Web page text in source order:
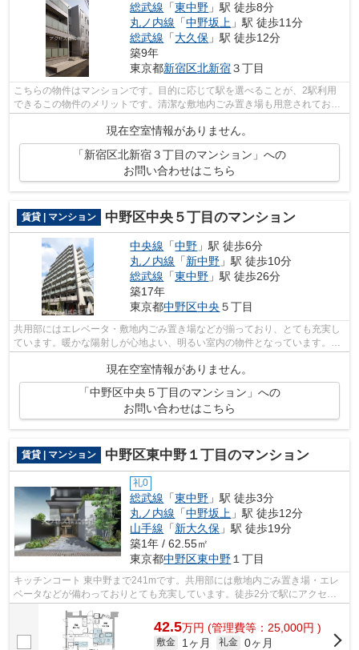
総武線 「東中野 」駅 徒歩8分
丸ノ内線 「中野坂上 」駅 徒歩11分
総武線 「大久保 」駅 徒歩12分
築9年
東京都新宿区北新宿３丁目
こちらの物件はマンションです。目的に応じて駅を選べることが、2駅利用
できるこの物件のメリットです。清潔な敷地内ごみ置き場も用意されており
ます。常に新鮮な空気を取り入れられる...
現在空室情報がありません。
「新宿区北新宿３丁目のマンション」への
お問い合わせはこちら
賃貸 | マンション 中野区中央５丁目のマンション
中央線 「中野 」駅 徒歩6分
丸ノ内線 「新中野 」駅 徒歩10分
総武線 「東中野 」駅 徒歩26分
築17年
東京都中野区中央 ５丁目
共用部にはエレベータ・敷地内ごみ置き場などが揃っており、とても充実し
ています。暖かな陽射しが心地よい、明るい室内の物件となっています。こ
ちらはマンションタイプになります。...
現在空室情報がありません。
「中野区中央５丁目のマンション」への
お問い合わせはこちら
賃貸 | マンション 中野区東中野１丁目のマンション
礼0
総武線 「東中野 」駅 徒歩3分
丸ノ内線 「中野坂上 」駅 徒歩12分
山手線 「新大久保 」駅 徒歩19分
築1年 / 62.55㎡
東京都中野区東中野１丁目
キッチンコート 東中野まで241mです。共用部には敷地内ごみ置き場・エレ
ベータなどが備わっておりとても充実しています。徒歩2分で駅にアクセス
できる物件です。夏場は特に涼しい通風...
42.5万円 (管理費等：25,000円 )
敷金 1ヶ月 礼金 0ヶ月